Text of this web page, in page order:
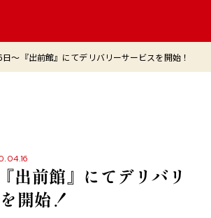
～『出前館』にてデリバリーサービスを開始！
出前館』にてデリバリ
開始！